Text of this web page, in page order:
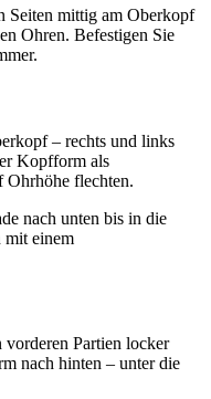
Seiten mittig am Oberkopf
Ohren. Befestigen Sie
– rechts und links
Kopfform als
Ohrhöhe flechten.
nach unten bis in die
mit einem
vorderen Partien locker
nach hinten – unter die